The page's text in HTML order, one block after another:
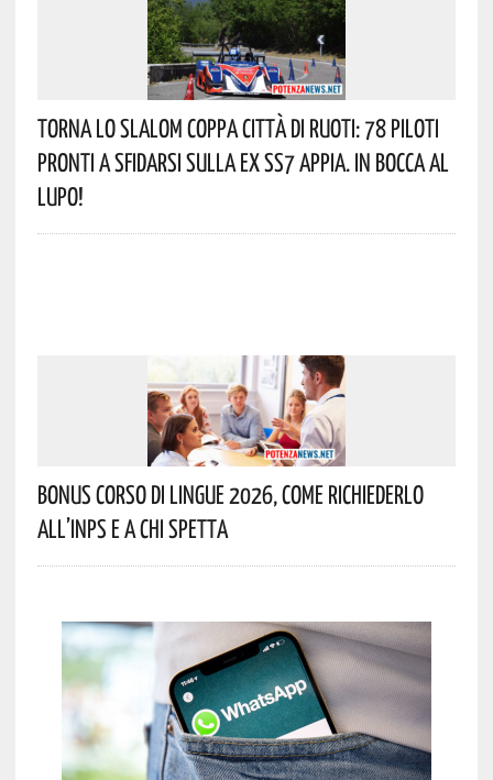
Torna Lo Slalom Coppa Città Di Ruoti: 78 Piloti
Pronti A Sfidarsi Sulla Ex SS7 Appia. In Bocca Al
Lupo!
Bonus Corso Di Lingue 2026, Come Richiederlo
All’INPS E A Chi Spetta